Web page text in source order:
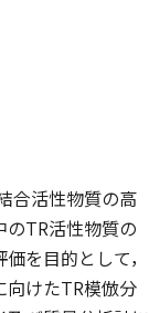
合活性物質の高
TR活性物質の
を目的として，
向けたTR模倣分